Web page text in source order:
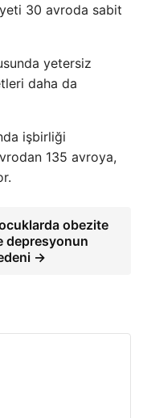
30 avroda sabit
yetersiz
daha da
işbirliği
135 avroya,
obezite
depresyonun
→